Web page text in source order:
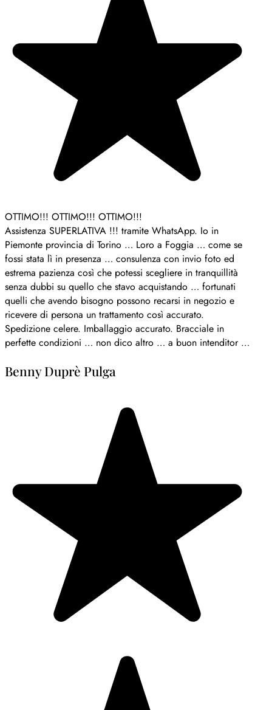
Io in
come se
foto ed
fortunati
e
in
intenditor …